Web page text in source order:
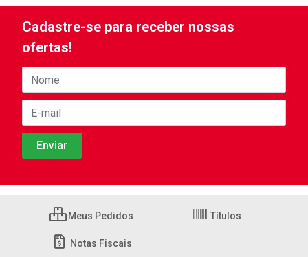
Cadastre-se para receber nossas
ofertas!
Meus Pedidos Títulos
Notas Fiscais